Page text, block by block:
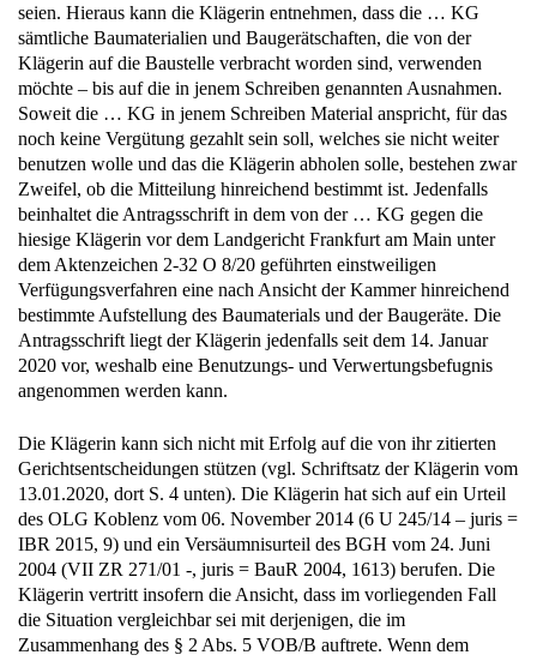
seien. Hieraus kann die Klägerin entnehmen, dass die … KG
sämtliche Baumaterialien und Baugerätschaften, die von der
Klägerin auf die Baustelle verbracht worden sind, verwenden
möchte – bis auf die in jenem Schreiben genannten Ausnahmen.
Soweit die … KG in jenem Schreiben Material anspricht, für das
noch keine Vergütung gezahlt sein soll, welches sie nicht weiter
benutzen wolle und das die Klägerin abholen solle, bestehen zwar
Zweifel, ob die Mitteilung hinreichend bestimmt ist. Jedenfalls
beinhaltet die Antragsschrift in dem von der … KG gegen die
hiesige Klägerin vor dem Landgericht Frankfurt am Main unter
dem Aktenzeichen 2-32 O 8/20 geführten einstweiligen
Verfügungsverfahren eine nach Ansicht der Kammer hinreichend
bestimmte Aufstellung des Baumaterials und der Baugeräte. Die
Antragsschrift liegt der Klägerin jedenfalls seit dem 14. Januar
2020 vor, weshalb eine Benutzungs- und Verwertungsbefugnis
angenommen werden kann.
Die Klägerin kann sich nicht mit Erfolg auf die von ihr zitierten
Gerichtsentscheidungen stützen (vgl. Schriftsatz der Klägerin vom
13.01.2020, dort S. 4 unten). Die Klägerin hat sich auf ein Urteil
des OLG Koblenz vom 06. November 2014 (6 U 245/14 – juris =
IBR 2015, 9) und ein Versäumnisurteil des BGH vom 24. Juni
2004 (VII ZR 271/01 -, juris = BauR 2004, 1613) berufen. Die
Klägerin vertritt insofern die Ansicht, dass im vorliegenden Fall
die Situation vergleichbar sei mit derjenigen, die im
Zusammenhang des § 2 Abs. 5 VOB/B auftrete. Wenn dem